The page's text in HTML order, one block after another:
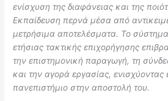
ενίσχυση της διαφάνειας και της
Εκπαίδευση περνά μέσα από
μετρήσιμα αποτελέσματα. Το
ετήσιας τακτικής επιχορήγησης
την επιστημονική παραγωγή, τη
και την αγορά εργασίας, ενισχύοντας
πανεπιστήμιο στην αποστολή του.